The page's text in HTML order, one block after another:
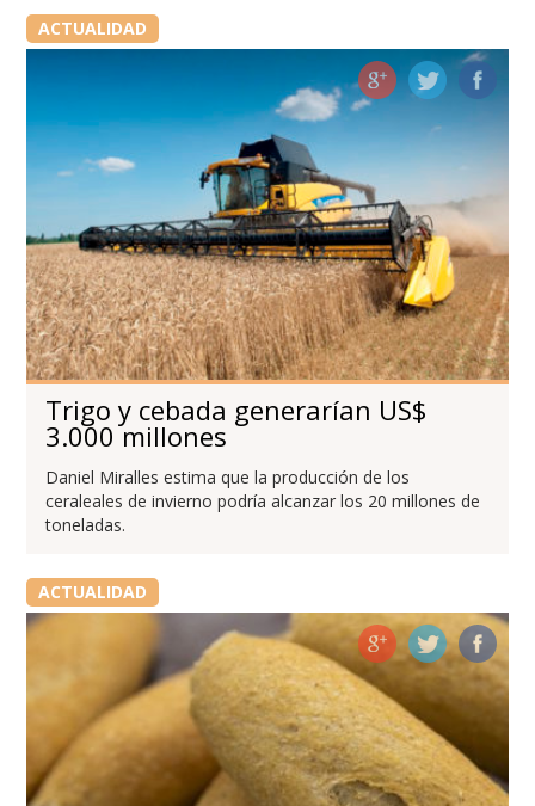
ACTUALIDAD
Trigo y cebada generarían US$
3.000 millones
Daniel Miralles estima que la producción de los
ceraleales de invierno podría alcanzar los 20 millones de
toneladas.
ACTUALIDAD